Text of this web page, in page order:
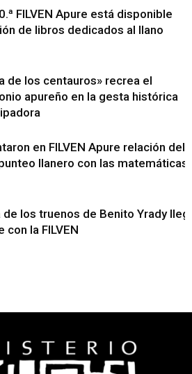
FILVEN Apure está disponible
de libros dedicados al llano
de los centauros» recrea el
apureño en la gesta histórica
en FILVEN Apure relación del
llanero con las matemáticas
de los truenos de Benito Yrady
con la FILVEN